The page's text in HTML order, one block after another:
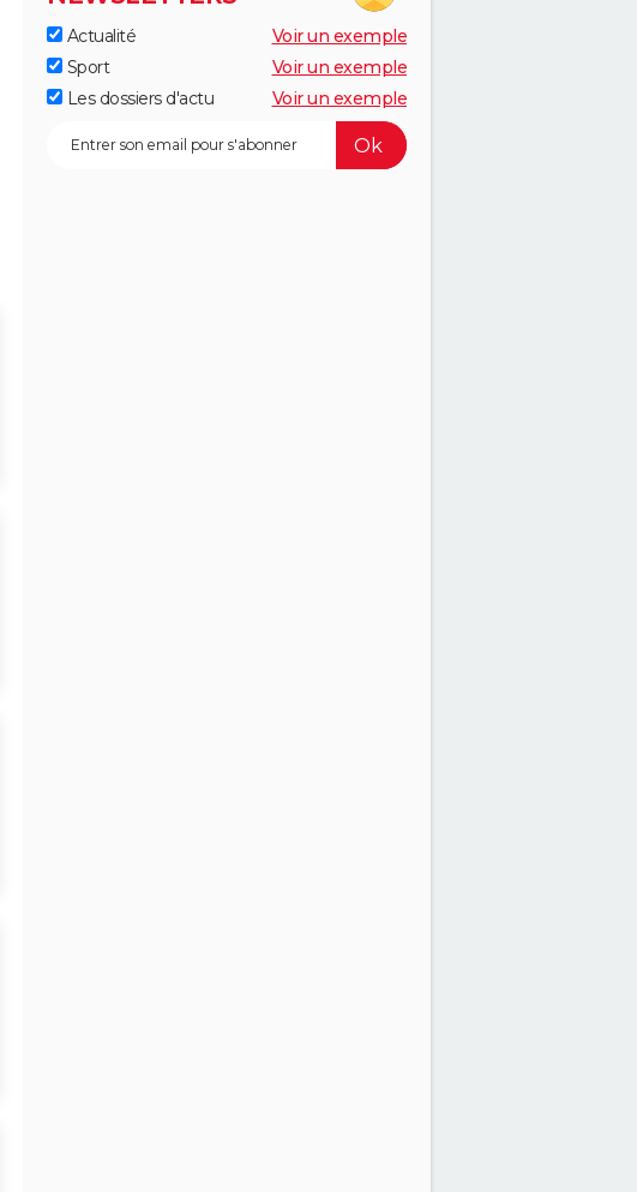
Actualité
Voir un exemple
Sport
Voir un exemple
Les dossiers d'actu
Voir un exemple